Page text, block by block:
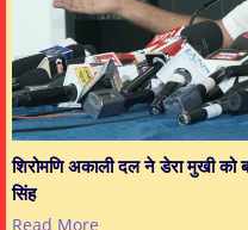
शिरोमणि अकाली दल ने डेरा मुखी
सिंह
Read More